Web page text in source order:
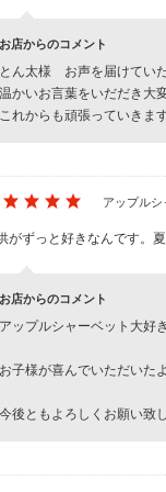
お店からのコメント
とん太様 お声を届けてい
温かいお言葉をいだだき大
これからも頑張っていきま
アップル
がずっと好きなんです。
お店からのコメント
アップルシャーベット大好
お子様が喜んでいただいた
今後ともよろしくお願い致し